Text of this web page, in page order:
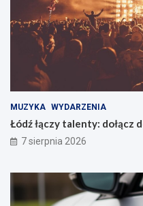
MUZYKA WYDARZENIA
Łódź łączy talenty: dołącz
7 sierpnia 2026